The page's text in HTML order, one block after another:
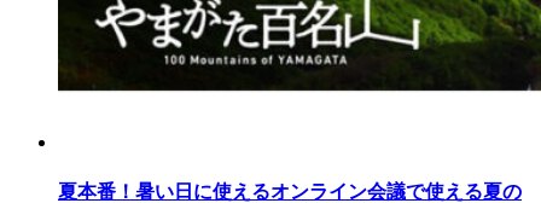
夏本番！暑い日に使えるオンライン会議で使える夏の